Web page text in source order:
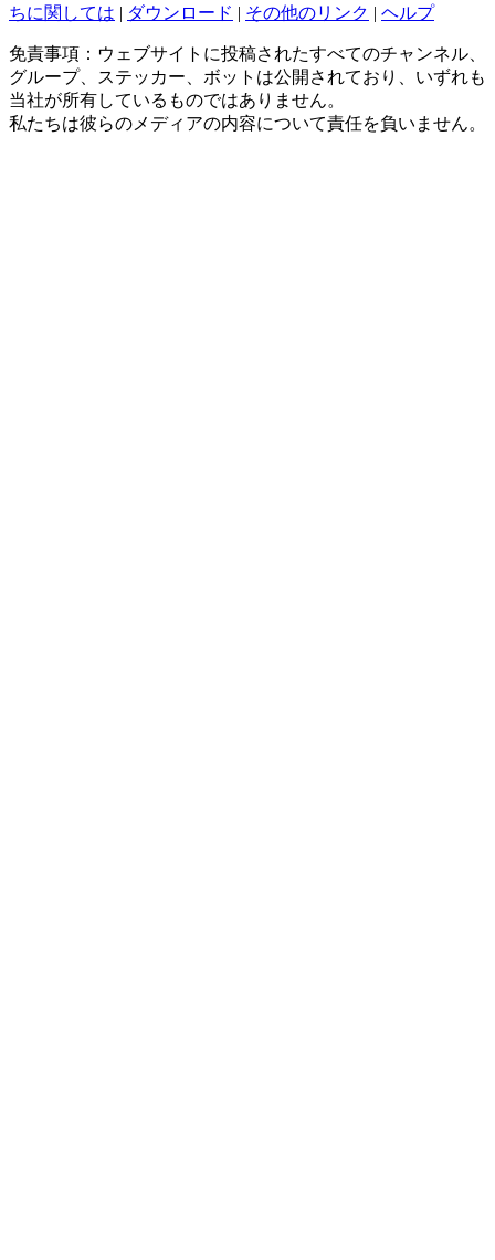
ちに関しては | ダウンロード | その他のリンク | ヘルプ
免責事項：ウェブサイトに投稿されたすべてのチャンネル、
グループ、ステッカー、ボットは公開されており、いずれも
当社が所有しているものではありません。
私たちは彼らのメディアの内容について責任を負いません。